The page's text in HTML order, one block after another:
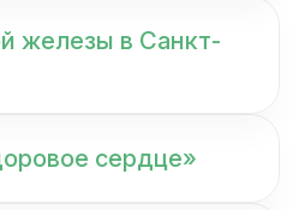
железы в Санкт-
сердце»